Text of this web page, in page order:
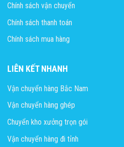
Chính sách vận chuyển
Chính sách thanh toán
Chính sách mua hàng
LIÊN KẾT NHANH
Vận chuyển hàng Bắc Nam
Vận chuyển hàng ghép
Chuyển kho xưởng trọn gói
Vận chuyển hàng đi tỉnh